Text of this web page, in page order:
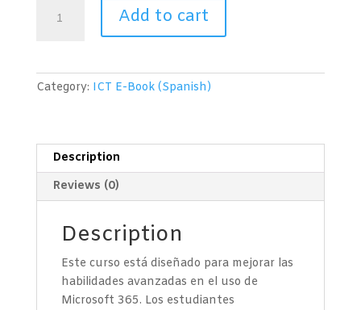
(Microsoft
quantity
Add to cart
Category: ICT E-Book (Spanish)
Description
Reviews (0)
Description
Este curso está diseñado para mejorar las
habilidades avanzadas en el uso de
Microsoft 365. Los estudiantes